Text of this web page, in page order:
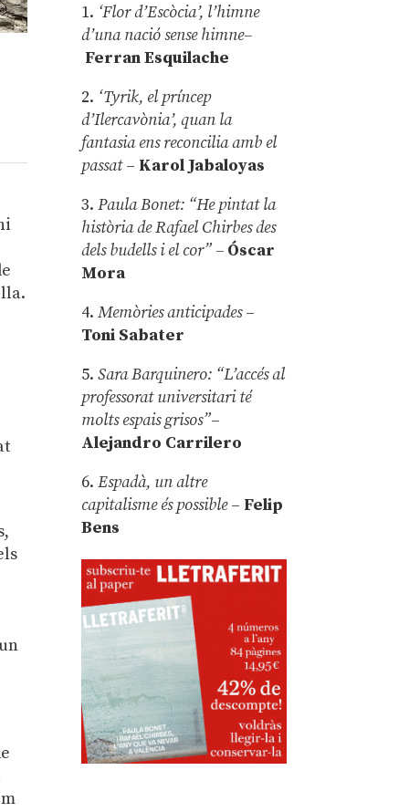
1. ‘Flor d’Escòcia’, l’himne
d’una nació sense himne–
Ferran Esquilache
2. ‘Tyrik, el príncep
d’Ilercavònia’, quan la
fantasia ens reconcilia amb el
passat– Karol Jabaloyas
3.Paula Bonet: “He pintat la
història de Rafael Chirbes des
dels budells i el cor” – Óscar
Mora
4.Memòries anticipades–
Toni Sabater
5.Sara Barquinero: “L’accés al
professorat universitari té
molts espais grisos”–
Alejandro Carrilero
6.Espadà, un altre
capitalisme és possible – Felip
Bens